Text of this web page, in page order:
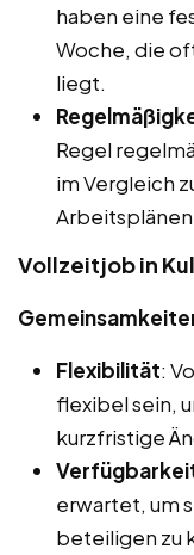
haben eine
Woche, die
liegt.
Regel
im Vergleich
Vollzeitjob in
Flexibilität:
flexibel sein,
kurzfristige
erwartet, um
beteiligen zu